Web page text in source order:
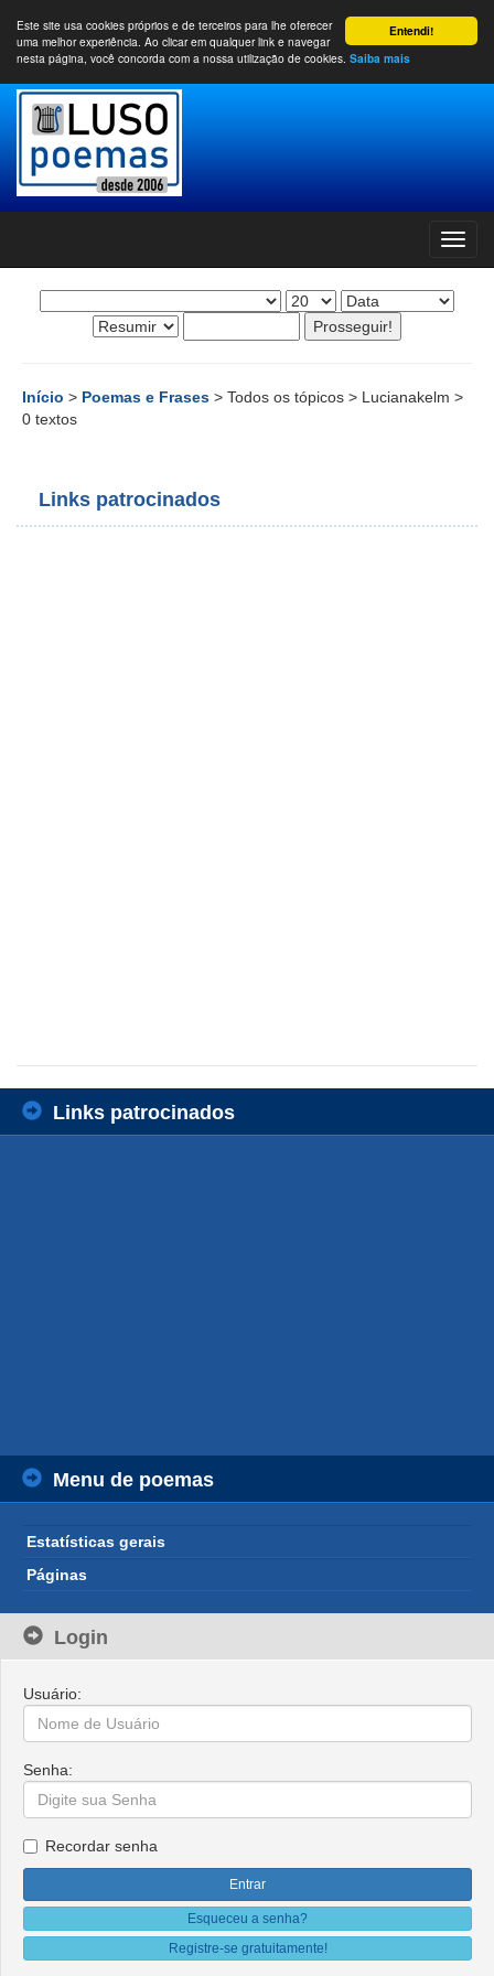
Entendi!
Este site usa cookies próprios e de terceiros para lhe oferecer
uma melhor experiência. Ao clicar em qualquer link e navegar
nesta página, você concorda com a nossa utilização de cookies. Saiba mais
Início > Poemas e Frases > Todos os tópicos > Lucianakelm >
0 textos
Links patrocinados
Links patrocinados
Menu de poemas
Estatísticas gerais
Páginas
Login
Usuário:
Senha:
Recordar senha
Esqueceu a senha?
Registre-se gratuitamente!